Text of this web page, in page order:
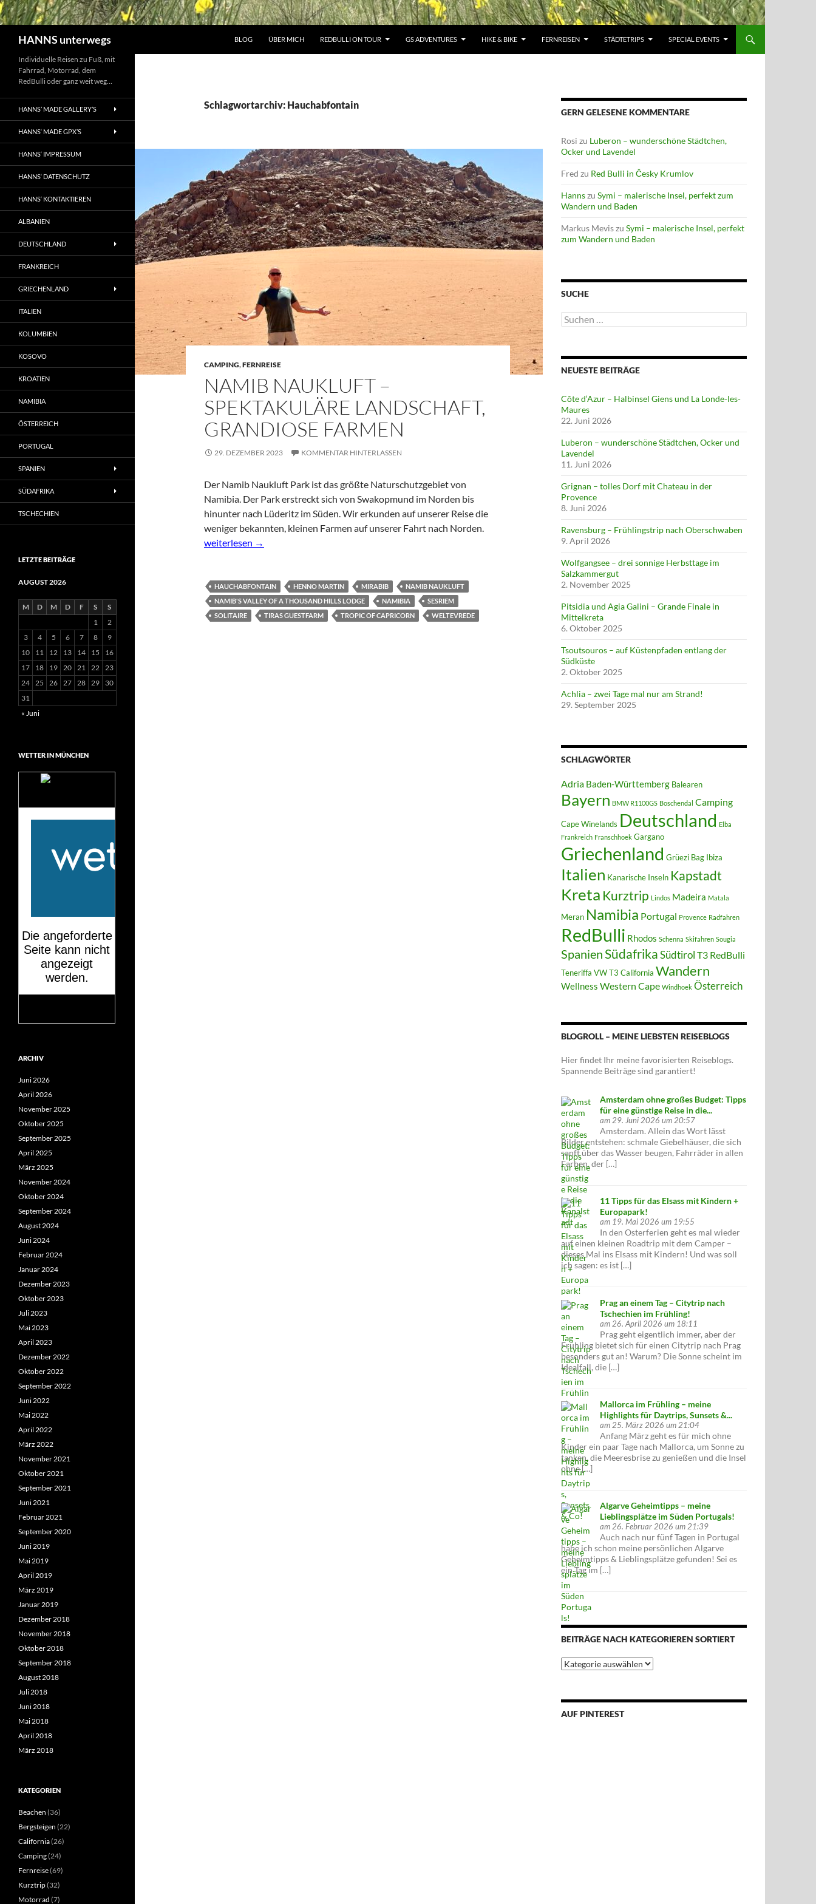
HANNS unterwegs BLOG ÜBER MICH REDBULLI ON TOUR GS ADVENTURES HIKE & BIKE FERNREISEN STÄDTETRIPS SPECIAL EVENTS
Schlagwortarchiv: Hauchabfontain
CAMPING,FERNREISE
NAMIB NAUKLUFT –
SPEKTAKULÄRE LANDSCHAFT,
GRANDIOSE FARMEN
29. DEZEMBER 2023 KOMMENTAR HINTERLASSEN
Der Namib Naukluft Park ist das größte Naturschutzgebiet von
Namibia. Der Park erstreckt sich von Swakopmund im Norden bis
hinunter nach Lüderitz im Süden. Wir erkunden auf unserer Reise die
weniger bekannten, kleinen Farmen auf unserer Fahrt nach Norden.
Namib Naukluft – spektakuläre Landschaft, grandiose Farmen
weiterlesen →
HAUCHABFONTAIN HENNO MARTIN MIRABIB
NAMIB NAUKLUFT
NAMIB'S VALLEY OF A THOUSAND HILLS LODGE
NAMIBIA
SESRIEM
SOLITAIRE
TIRAS GUESTFARM TROPIC OF CAPRICORN WELTEVREDE
GERN GELESENE KOMMENTARE
Rosi zu Luberon – wunderschöne Städtchen,
Ocker und Lavendel
Fred zu Red Bulli in Česky Krumlov
Hannszu Symi – malerische Insel, perfekt zum
Wandern und Baden
Markus Meviszu Symi – malerische Insel, perfekt
zum Wandern und Baden
SUCHE
Suchen
nach:
NEUESTE BEITRÄGE
Côte d‘Azur – Halbinsel Giens und La Londe-les-
Maures
22. Juni 2026
Luberon – wunderschöne Städtchen, Ocker und
Lavendel
11. Juni 2026
Grignan – tolles Dorf mit Chateau in der
Provence
8. Juni 2026
Ravensburg – Frühlingstrip nach Oberschwaben
9. April 2026
Wolfgangsee – drei sonnige Herbsttage im
Salzkammergut
2. November 2025
Pitsidia und Agia Galini – Grande Finale in
Mittelkreta
6. Oktober 2025
Tsoutsouros – auf Küstenpfaden entlang der
Südküste
2. Oktober 2025
Achlia – zwei Tage mal nur am Strand!
29. September 2025
SCHLAGWÖRTER
Adria Baden-Württemberg Balearen
Bayern BMW R1100GS Boschendal Camping
Cape Winelands Deutschland Elba
Frankreich Franschhoek Gargano
Griechenland Grüezi Bag Ibiza
Italien Kanarische Inseln Kapstadt
Kreta Kurztrip Lindos Madeira Matala
Meran Namibia Portugal Provence Radfahren
RedBulli Rhodos Schenna Skifahren Sougia
SpanienSüdafrikaSüdtirol T3 RedBulli
Teneriffa VW T3 California Wandern
Wellness Western Cape Windhoek Österreich
BLOGROLL – MEINE LIEBSTEN REISEBLOGS
Hier findet Ihr meine favorisierten Reiseblogs.
Spannende Beiträge sind garantiert!
Amsterdam ohne großes Budget: Tipps
für eine günstige Reise in die...
am 29. Juni 2026 um 20:57
Amsterdam. Allein das Wort lässt
Bilder entstehen: schmale Giebelhäuser, die sich
sanft über das Wasser beugen, Fahrräder in allen
Farben, der […]
11 Tipps für das Elsass mit Kindern +
Europapark!
am 19. Mai 2026 um 19:55
In den Osterferien geht es mal wieder
auf einen kleinen Roadtrip mit dem Camper –
dieses Mal ins Elsass mit Kindern! Und was soll
ich sagen: es ist […]
Prag an einem Tag – Citytrip nach
Tschechien im Frühling!
am 26. April 2026 um 18:11
Prag geht eigentlich immer, aber der
Frühling bietet sich für einen Citytrip nach Prag
besonders gut an! Warum? Die Sonne scheint im
Idealfall, die […]
Mallorca im Frühling – meine
Highlights für Daytrips, Sunsets &...
am 25. März 2026 um 21:04
Anfang März geht es für mich ohne
Kinder ein paar Tage nach Mallorca, um Sonne zu
tanken, die Meeresbrise zu genießen und die Insel
ohne […]
Algarve Geheimtipps – meine
Lieblingsplätze im Süden Portugals!
am 26. Februar 2026 um 21:39
Auch nach nur fünf Tagen in Portugal
habe ich schon meine persönlichen Algarve
Geheimtipps & Lieblingsplätze gefunden! Sei es
ein Tag im […]
BEITRÄGE NACH KATEGORIEREN SORTIERT
Beiträge
nach
AUF PINTEREST
Individuelle Reisen zu Fuß, mit
Fahrrad, Motorrad, dem
RedBulli oder ganz weit weg…
HANNS’ MADE GALLERY’S
HANNS‘ MADE GPX’S
HANNS‘ IMPRESSUM
HANNS‘ DATENSCHUTZ
HANNS‘ KONTAKTIEREN
ALBANIEN
DEUTSCHLAND
FRANKREICH
GRIECHENLAND
ITALIEN
KOLUMBIEN
KOSOVO
KROATIEN
NAMIBIA
ÖSTERREICH
PORTUGAL
SPANIEN
SÜDAFRIKA
TSCHECHIEN
LETZTE BEITRÄGE
AUGUST 2026
M D M D F S
S
1
2
3
4 5 6 7 8
9
10
11 12 13 14 15
16
17
18 19 20 21 22 23
24 25 26 27 28 29
30
31
« Juni
WETTER IN MÜNCHEN
ARCHIV
Juni 2026
April 2026
November 2025
Oktober 2025
September 2025
April 2025
März 2025
November 2024
Oktober 2024
September 2024
August 2024
Juni 2024
Februar 2024
Januar 2024
Dezember 2023
Oktober 2023
Juli 2023
Mai 2023
April 2023
Dezember 2022
Oktober 2022
September 2022
Juni 2022
Mai 2022
April 2022
März 2022
November 2021
Oktober 2021
September 2021
Juni 2021
Februar 2021
September 2020
Juni 2019
Mai 2019
April 2019
März 2019
Januar 2019
Dezember 2018
November 2018
Oktober 2018
September 2018
August 2018
Juli 2018
Juni 2018
Mai 2018
April 2018
März 2018
KATEGORIEN
Beachen (36)
Bergsteigen (22)
California(26)
Camping(24)
Fernreise(69)
Kurztrip(32)
Motorrad (7)